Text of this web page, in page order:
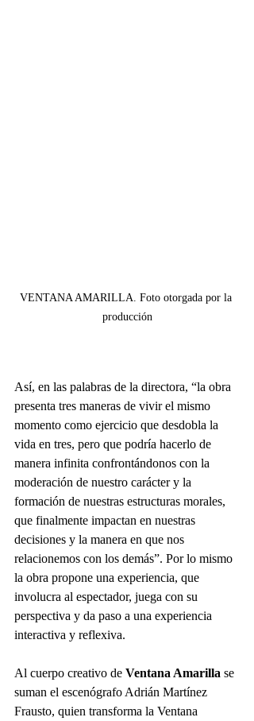
VENTANA AMARILLA. Foto otorgada por la
producción
Así, en las palabras de la directora, “la obra
presenta tres maneras de vivir el mismo
momento como ejercicio que desdobla la
vida en tres, pero que podría hacerlo de
manera infinita confrontándonos con la
moderación de nuestro carácter y la
formación de nuestras estructuras morales,
que finalmente impactan en nuestras
decisiones y la manera en que nos
relacionemos con los demás”. Por lo mismo
la obra propone una experiencia, que
involucra al espectador, juega con su
perspectiva y da paso a una experiencia
interactiva y reflexiva.
Al cuerpo creativo de Ventana Amarilla se
suman el escenógrafo Adrián Martínez
Frausto, quien transforma la Ventana